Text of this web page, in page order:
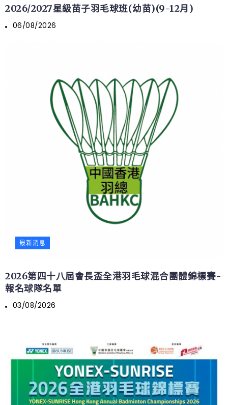
2026/2027星級苗子羽毛球班(幼苗)(9-12月)
06/08/2026
最新消息
2026第四十八屆會長盃全港羽毛球混合團體錦標賽-
報名球隊名單
03/08/2026